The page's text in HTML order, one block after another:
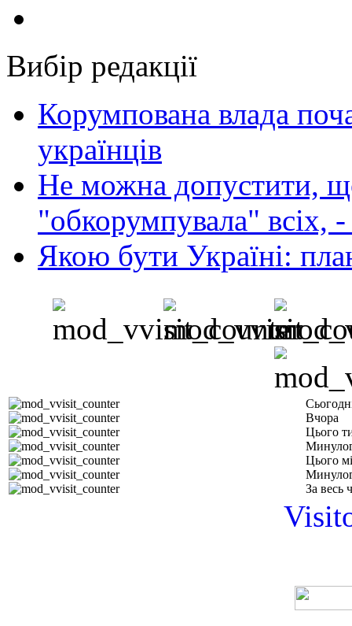
Вибір редакції
Корумпована влада
українців
Не можна допустити,
"обкорумпувала" всіх,
Якою бути Україні:
Вчора
Цього
Цього
За весь